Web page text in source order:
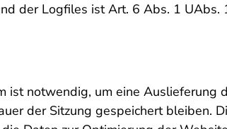
der Logfiles ist Art. 6 Abs. 1 UAbs.
notwendig, um eine Auslieferung
der Sitzung gespeichert bleiben.